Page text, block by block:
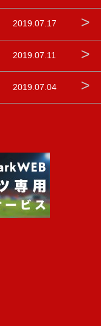
2019.07.17 >
2019.07.11 >
2019.07.04 >